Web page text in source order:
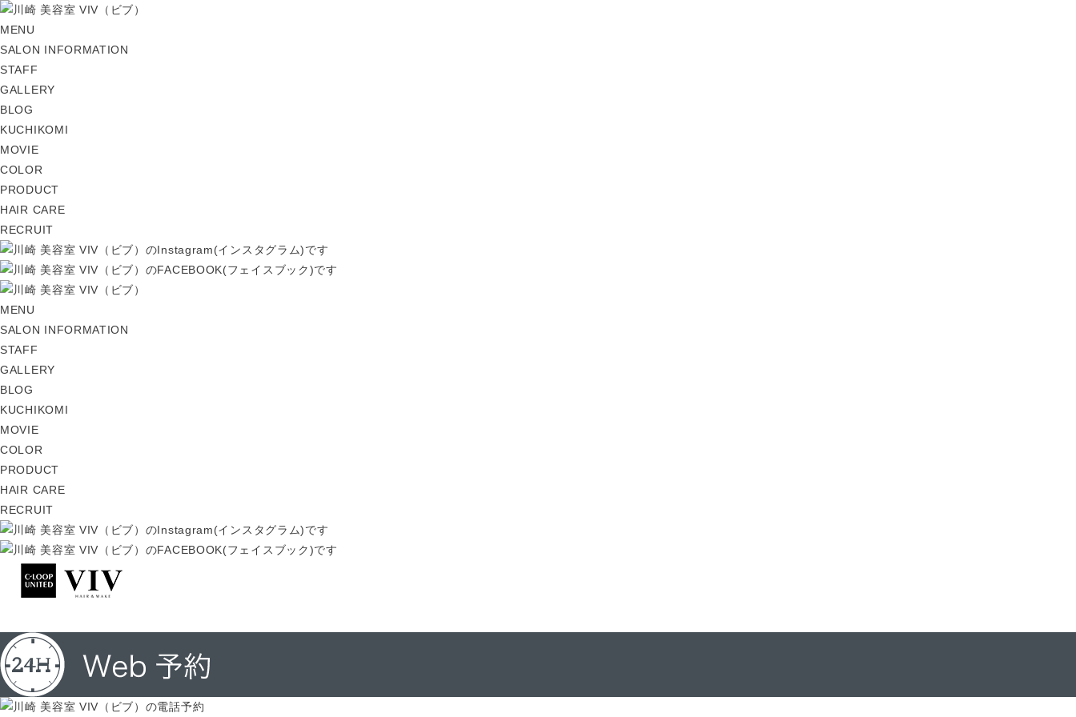
MENU
SALON INFORMATION
STAFF
GALLERY
BLOG
KUCHIKOMI
MOVIE
COLOR
PRODUCT
HAIR CARE
RECRUIT
MENU
SALON INFORMATION
STAFF
GALLERY
BLOG
KUCHIKOMI
MOVIE
COLOR
PRODUCT
HAIR CARE
RECRUIT